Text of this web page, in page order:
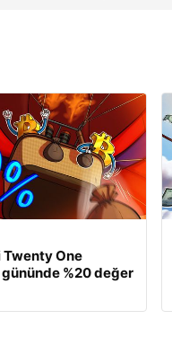
One
%20 değer